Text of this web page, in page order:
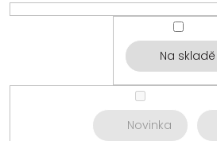
Na skladě
Novinka